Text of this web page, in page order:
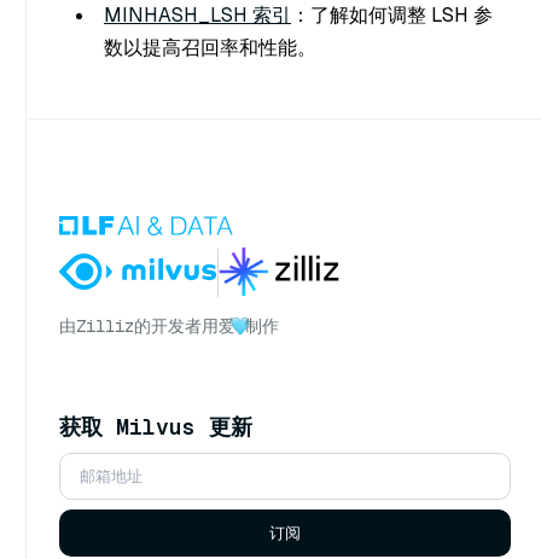
MINHASH_LSH 索引 ：了解如何调整 LSH 参
数以提高召回率和性能。
由Zilliz的开发者用爱 制作
获取 Milvus 更新
订阅